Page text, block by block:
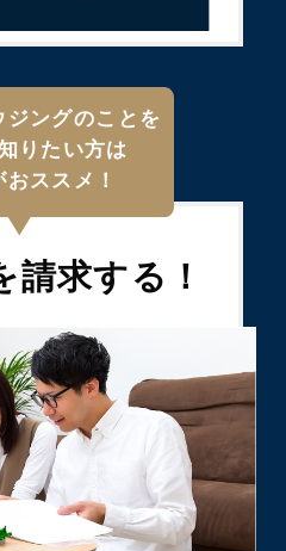
ジングのことを
りたい方は
ススメ！
請求する！